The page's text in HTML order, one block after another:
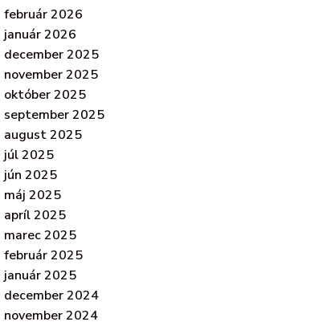
február 2026
január 2026
december 2025
november 2025
október 2025
september 2025
august 2025
júl 2025
jún 2025
máj 2025
apríl 2025
marec 2025
február 2025
január 2025
december 2024
november 2024